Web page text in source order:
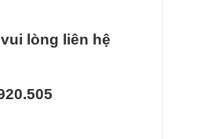
lòng liên hệ